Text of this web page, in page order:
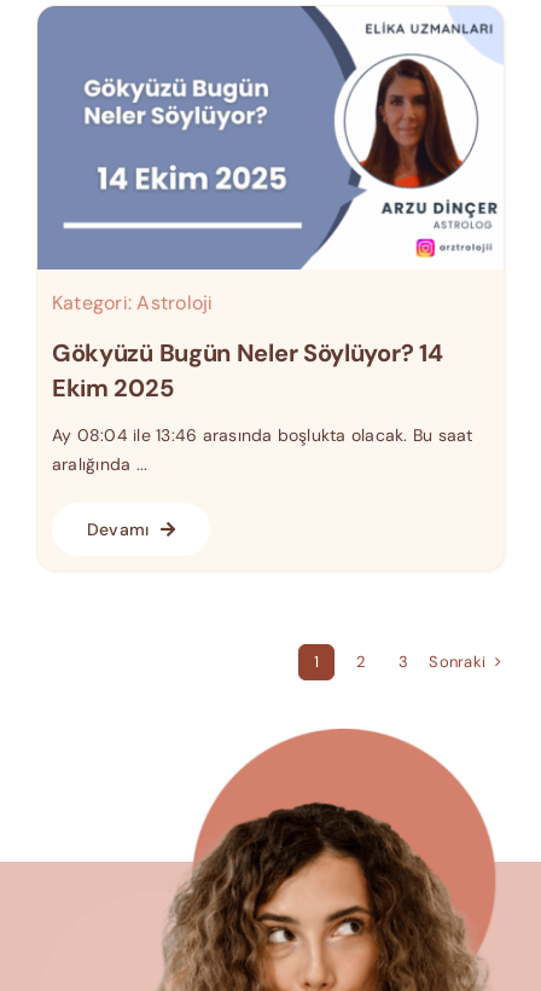
Kategori:Astroloji
Gökyüzü Bugün Neler Söylüyor? 14
Ekim 2025
Ay 08:04 ile 13:46 arasında boşlukta olacak. Bu saat
aralığında ...
Devamı
1 2 3 Sonraki